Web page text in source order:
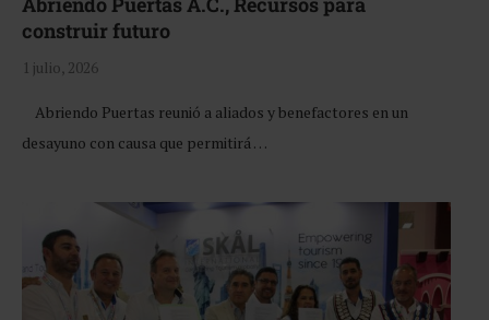
construir futuro
1 julio, 2026
Abriendo Puertas reunió a aliados y benefactores en un
desayuno con causa que permitirá …